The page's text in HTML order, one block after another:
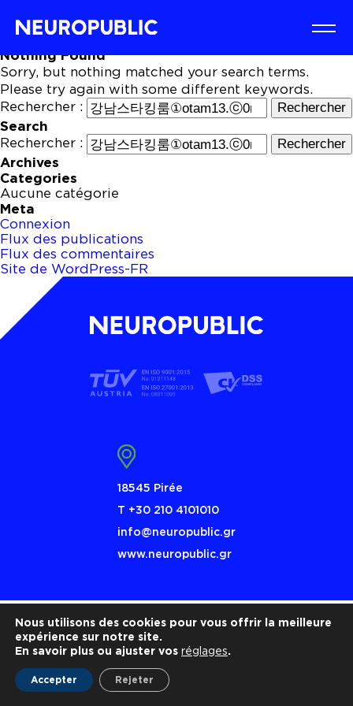
Nothing Found
Sorry, but nothing matched your search terms.
Please try again with some different keywords.
Rechercher :
Search
Rechercher :
Archives
Categories
Aucune catégorie
Meta
Connexion
Flux des publications
Flux des commentaires
Site de WordPress-FR
18545 Pirée
Τ +30 210 4101010
info@neuropublic.gr
www.neuropublic.gr
Nous utilisons des cookies pour vous offrir la meilleure
expérience sur notre site.
En savoir plus ou ajuster vos réglages.
Accepter Rejeter